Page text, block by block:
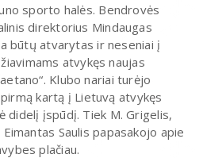
sporto halės. Bendrovės
direktorius Mindaugas
būtų atvarytas ir neseniai į
atvykęs naujas
Klubo nariai turėjo
kartą į Lietuvą atvykęs
didelį įspūdį. Tiek M. Grigelis,
Saulis papasakojo apie
plačiau.